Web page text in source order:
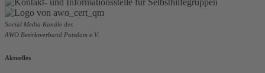
Social Media Kanäle des
AWO Bezirksverband Potsdam e.V.
Aktuelles